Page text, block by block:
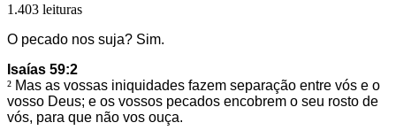
1.403 leituras
O pecado nos suja? Sim.
Isaías 59:2
² Mas as vossas iniquidades fazem separação entre vós e o
vosso Deus; e os vossos pecados encobrem o seu rosto de
vós, para que não vos ouça.